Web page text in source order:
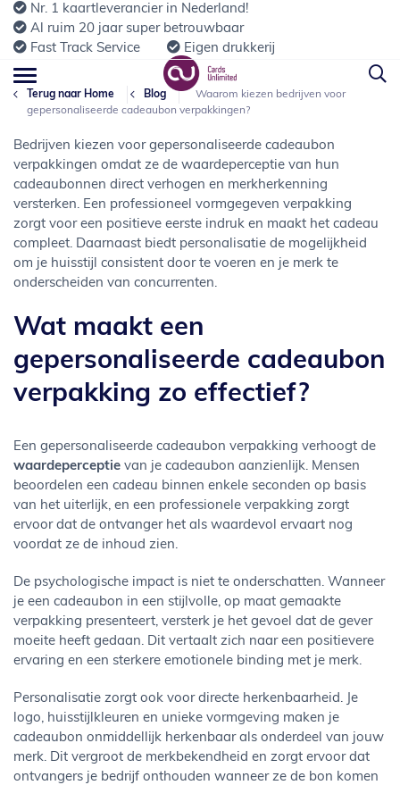
Nr. 1 kaartleverancier in Nederland!
Al ruim 20 jaar super betrouwbaar
Fast Track Service
Eigen drukkerij
Terug naar Home Blog
Waarom kiezen bedrijven voor
gepersonaliseerde cadeaubon verpakkingen?
Bedrijven kiezen voor gepersonaliseerde cadeaubon
verpakkingen omdat ze de waardeperceptie van hun
cadeaubonnen direct verhogen en merkherkenning
versterken. Een professioneel vormgegeven verpakking
zorgt voor een positieve eerste indruk en maakt het cadeau
compleet. Daarnaast biedt personalisatie de mogelijkheid
om je huisstijl consistent door te voeren en je merk te
onderscheiden van concurrenten.
Wat maakt een
gepersonaliseerde cadeaubon
verpakking zo effectief?
Een gepersonaliseerde cadeaubon verpakking verhoogt de
waardeperceptie van je cadeaubon aanzienlijk. Mensen
beoordelen een cadeau binnen enkele seconden op basis
van het uiterlijk, en een professionele verpakking zorgt
ervoor dat de ontvanger het als waardevol ervaart nog
voordat ze de inhoud zien.
De psychologische impact is niet te onderschatten. Wanneer
je een cadeaubon in een stijlvolle, op maat gemaakte
verpakking presenteert, versterk je het gevoel dat de gever
moeite heeft gedaan. Dit vertaalt zich naar een positievere
ervaring en een sterkere emotionele binding met je merk.
Personalisatie zorgt ook voor directe herkenbaarheid. Je
logo, huisstijlkleuren en unieke vormgeving maken je
cadeaubon onmiddellijk herkenbaar als onderdeel van jouw
merk. Dit vergroot de merkbekendheid en zorgt ervoor dat
ontvangers je bedrijf onthouden wanneer ze de bon komen